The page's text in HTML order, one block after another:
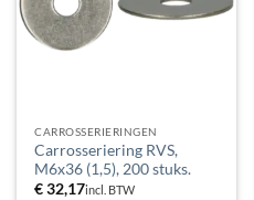
CARROSSERIERINGEN
Carrosseriering RVS,
M6x36 (1,5), 200 stuks.
€32,17incl. BTW